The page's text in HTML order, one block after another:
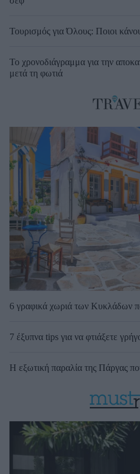
Τουρισμός για Όλους: Ποιοι
Το χρονοδιάγραμμα για την
μετά τη φωτιά
6 γραφικά χωριά των Κυκλάδων
7 έξυπνα tips για να φτιάξετε
Η εξωτική παραλία της Πάργας